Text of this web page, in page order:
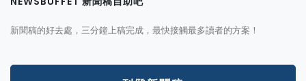
新聞稿的好去處，三分鐘上稿完成，最快接觸最多讀者的方案！